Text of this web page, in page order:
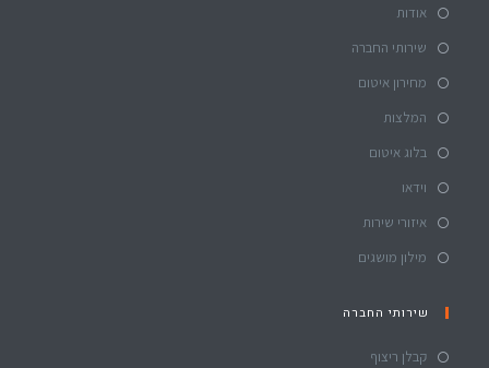
אודות
שירותי החברה
מחירון איטום
המלצות
בלוג איטום
וידאו
איזורי שירות
מילון מושגים
שירותי החברה
קבלן ריצוף